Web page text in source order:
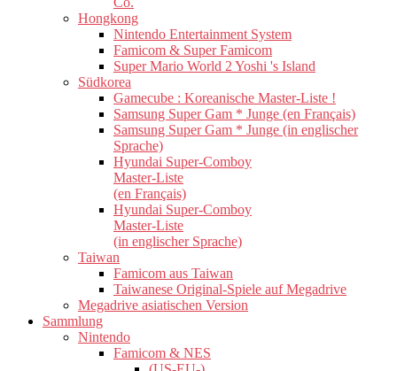
Hongkong
Nintendo Entertainment System
Famicom & Super Famicom
Super Mario World 2 Yoshi 's Island
Südkorea
Gamecube : Koreanische Master-Liste !
Samsung Super Gam * Junge (en Français)
Samsung Super Gam * Junge (in englischer
Sprache)
Hyundai Super-Comboy
Master-Liste
(en Français)
Hyundai Super-Comboy
Master-Liste
(in englischer Sprache)
Taiwan
Famicom aus Taiwan
Taiwanese Original-Spiele auf Megadrive
Megadrive asiatischen Version
Sammlung
Nintendo
Famicom & NES